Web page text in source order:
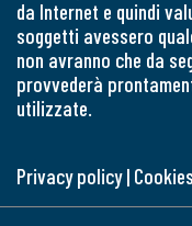
da Internet e quindi
soggetti avessero
non avranno che da
provvederà
utilizzate.
Privacy policy|